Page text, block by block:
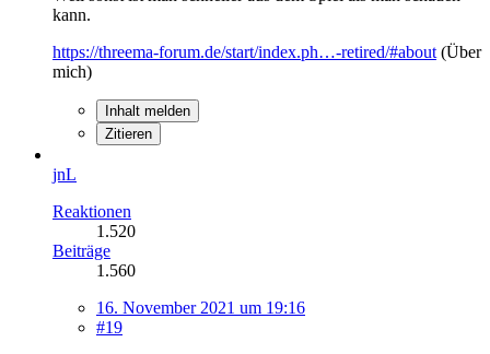
kann.
https://threema-forum.de/start/index.ph…-retired/#about (Über
mich)
Inhalt melden
Zitieren
jnL
Reaktionen
1.520
Beiträge
1.560
16. November 2021 um 19:16
#19